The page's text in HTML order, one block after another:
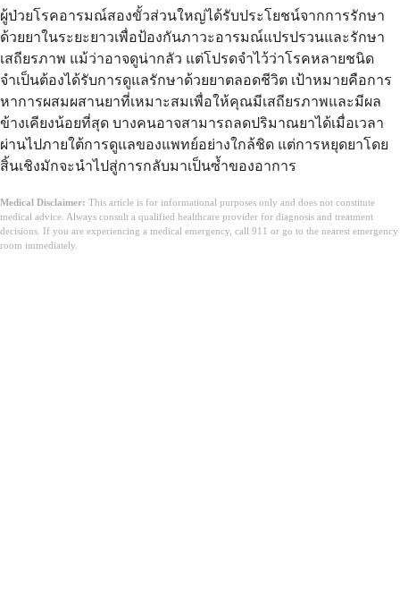
ผู้ป่วยโรคอารมณ์สองขั้วส่วนใหญ่ได้รับประโยชน์จากการรักษา
ด้วยยาในระยะยาวเพื่อป้องกันภาวะอารมณ์แปรปรวนและรักษา
เสถียรภาพ แม้ว่าอาจดูน่ากลัว แต่โปรดจำไว้ว่าโรคหลายชนิด
จำเป็นต้องได้รับการดูแลรักษาด้วยยาตลอดชีวิต เป้าหมายคือการ
หาการผสมผสานยาที่เหมาะสมเพื่อให้คุณมีเสถียรภาพและมีผล
ข้างเคียงน้อยที่สุด บางคนอาจสามารถลดปริมาณยาได้เมื่อเวลา
ผ่านไปภายใต้การดูแลของแพทย์อย่างใกล้ชิด แต่การหยุดยาโดย
สิ้นเชิงมักจะนำไปสู่การกลับมาเป็นซ้ำของอาการ
Medical Disclaimer: This article is for informational purposes only and does not constitute
medical advice. Always consult a qualified healthcare provider for diagnosis and treatment
decisions. If you are experiencing a medical emergency, call 911 or go to the nearest emergency
room immediately.